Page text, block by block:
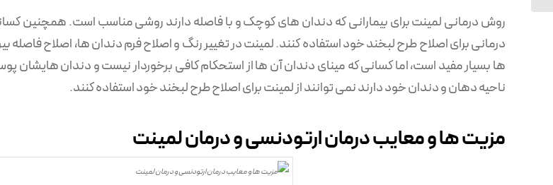
روش درمانی لمینت برای بیمارانی که دندان های کوچک و با فاصله دارند روشی مناسب است. همچنین
درمانی برای اصلاح طرح لبخند خود استفاده کنند. لمینت در تغییر رنگ و اصلاح فرم دندان ها، اصلاح
ناحیه دهان و دندان خود دارند نمی توانند از لمینت برای اصلاح طرح لبخند خود استفاده کنند.
مزیت ها و معایب درمان ارتودنسی و درمان لمینت